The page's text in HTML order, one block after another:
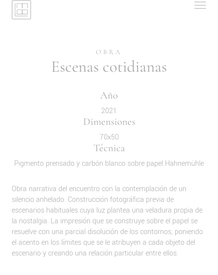
OBRA
Escenas cotidianas
Año
2021
Dimensiones
70x50
Técnica
Pigmento prensado y carbón blanco sobre papel Hahnemühle
Obra narrativa del encuentro con la contemplación de un
silencio anhelado. Construcción fotográfica previa de
escenarios habituales cuya luz plantea una veladura propia de
la nostalgia. La impresión que se construye sobre el papel se
resuelve con una parcial disolución de los contornos, poniendo
el acento en los límites que se le atribuyen a cada objeto del
escenario y creando una relación particular entre ellos.